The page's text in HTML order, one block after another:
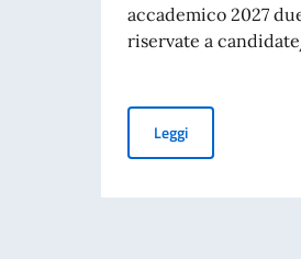
accademico 2027
riservate a
LeggiBorse di studio